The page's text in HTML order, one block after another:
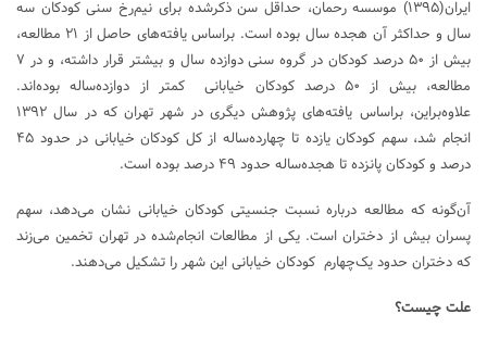
ایران(۱۳۹۵) موسسه رحمان، حداقل سن ذکرشده برای نیم‌رخ سنی کودکان سه
سال و حداکثر آن هجده سال بوده است. براساس یافته‌های حاصل از ۲۱ مطالعه،
بیش از ۵۰ درصد کودکان در گروه سنی دوازده سال و بیشتر قرار داشته، و در ۷
مطالعه، بیش از ۵۰ درصد کودکان خیابانی کمتر از دوازده‌ساله بوده‌اند.
علاوه‌براین، براساس یافته‌های پژوهش دیگری در شهر تهران که در سال ۱۳۹۲
انجام شد، سهم کودکان یازده تا چهارده‌ساله از کل کودکان خیابانی در حدود ۴۵
درصد و کودکان پانزده تا هجده‌ساله حدود ۴۹ درصد بوده است.
آن‌گونه که مطالعه درباره نسبت جنسیتی کودکان خیابانی نشان می‌دهد، سهم
پسران بیش از دختران است. یکی از مطالعات انجام‌شده در تهران تخمین می‌زند
که دختران حدود یک‌چهارم کودکان خیابانی این شهر را تشکیل می‌دهند.
علت‌ چیست؟